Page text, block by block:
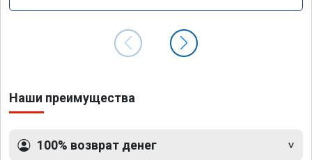
Наши преимущества
100% возврат денег